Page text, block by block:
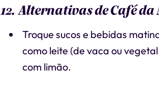
12. Alternativas de Café
Troque sucos e bebidas
como leite (de vaca ou
com limão.